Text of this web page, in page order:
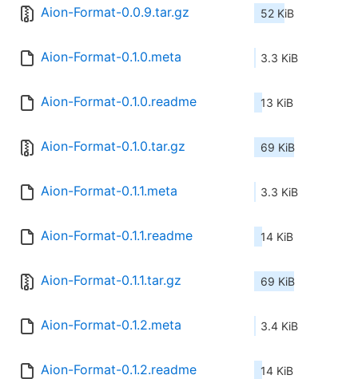
Aion-Format-0.0.9.tar.gz 52 KiB
Aion-Format-0.1.0.meta 3.3 KiB
Aion-Format-0.1.0.readme 13 KiB
Aion-Format-0.1.0.tar.gz 69 KiB
Aion-Format-0.1.1.meta 3.3 KiB
Aion-Format-0.1.1.readme 14 KiB
Aion-Format-0.1.1.tar.gz 69 KiB
Aion-Format-0.1.2.meta 3.4 KiB
Aion-Format-0.1.2.readme 14 KiB